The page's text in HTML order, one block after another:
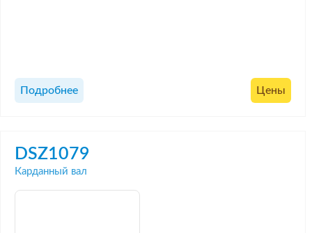
Подробнее Цены
DSZ1079
Карданный вал